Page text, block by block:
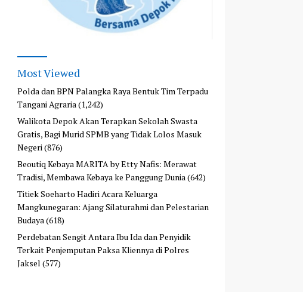
Most Viewed
Polda dan BPN Palangka Raya Bentuk Tim Terpadu
Tangani Agraria(1,242)
Walikota Depok Akan Terapkan Sekolah Swasta
Gratis, Bagi Murid SPMB yang Tidak Lolos Masuk
Negeri(876)
Beoutiq Kebaya MARITA by Etty Nafis: Merawat
Tradisi, Membawa Kebaya ke Panggung Dunia(642)
Titiek Soeharto Hadiri Acara Keluarga
Mangkunegaran: Ajang Silaturahmi dan Pelestarian
Budaya(618)
Perdebatan Sengit Antara Ibu Ida dan Penyidik
Terkait Penjemputan Paksa Kliennya di Polres
Jaksel (577)